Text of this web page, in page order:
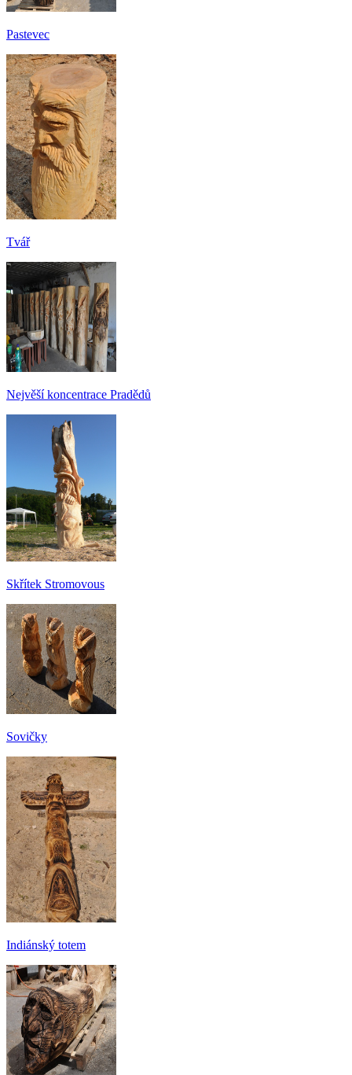
Pastevec
Tvář
Nejvěší koncentrace Pradědů
Skřítek Stromovous
Sovičky
Indiánský totem